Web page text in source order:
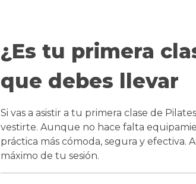
¿Es tu primera
que debes llevar
Si vas a asistir a tu primera clase de
vestirte. Aunque no hace falta
práctica más cómoda, segura y efectiva.
máximo de tu sesión.